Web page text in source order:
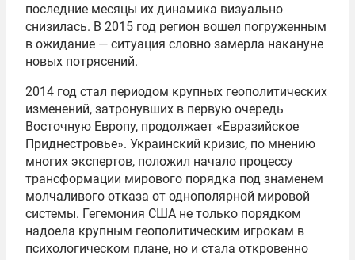
последние месяцы их динамика визуально
снизилась. В 2015 год регион вошел погруженным
в ожидание — ситуация словно замерла накануне
новых потрясений.
2014 год стал периодом крупных геополитических
изменений, затронувших в первую очередь
Восточную Европу, продолжает «Евразийское
Приднестровье». Украинский кризис, по мнению
многих экспертов, положил начало процессу
трансформации мирового порядка под знаменем
молчаливого отказа от однополярной мировой
системы. Гегемония США не только порядком
надоела крупным геополитическим игрокам в
психологическом плане, но и стала откровенно